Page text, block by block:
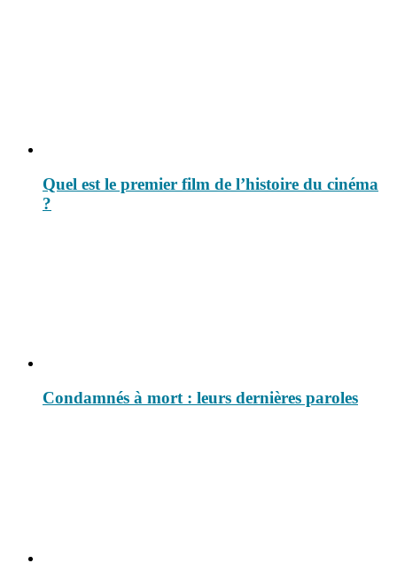
Quel est le premier film de l’histoire du cinéma
?
Condamnés à mort : leurs dernières paroles